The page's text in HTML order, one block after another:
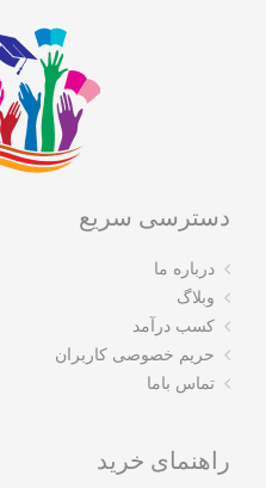
دسترسی سریع
درباره ما
وبلاگ
کسب درآمد
حریم خصوصی کاربران
تماس باما
راهنمای خرید